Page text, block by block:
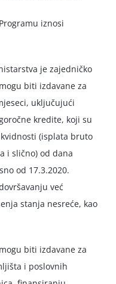
iznosi
je zajedničko
biti izdavane za
uključujući
kredite, koji su
(isplata bruto
i slično) od dana
od 17.3.2020.
već
stanja nesreće, kao
biti izdavane za
i poslovnih